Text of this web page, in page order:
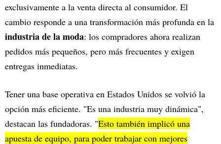
exclusivamente a la venta directa al consumidor. El
cambio responde a una transformación más profunda en la
industria de la moda: los compradores ahora realizan
pedidos más pequeños, pero más frecuentes y exigen
entregas inmediatas.
Tener una base operativa en Estados Unidos se volvió la
opción más eficiente. "Es una industria muy dinámica",
destacan las fundadoras. "Esto también implicó una
apuesta de equipo, para poder trabajar con mejores